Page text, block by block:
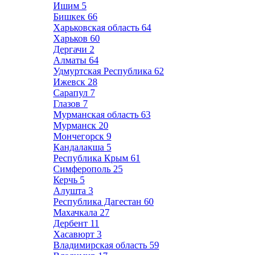
Ишим 5
Бишкек 66
Харьковская область 64
Харьков 60
Дергачи 2
Алматы 64
Удмуртская Республика 62
Ижевск 28
Сарапул 7
Глазов 7
Мурманская область 63
Мурманск 20
Мончегорск 9
Кандалакша 5
Республика Крым 61
Симферополь 25
Керчь 5
Алушта 3
Республика Дагестан 60
Махачкала 27
Дербент 11
Хасавюрт 3
Владимирская область 59